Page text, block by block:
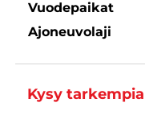
Vuodepaikat
Ajoneuvolaji
Kysy